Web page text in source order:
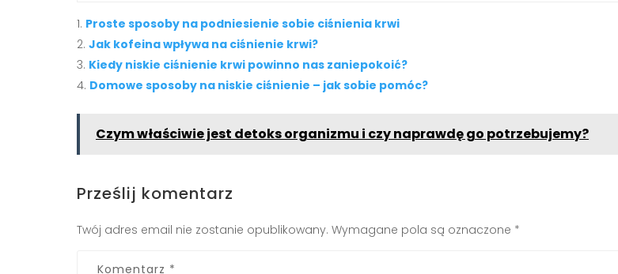
Proste sposoby na podniesienie sobie ciśnienia krwi
Jak kofeina wpływa na ciśnienie krwi?
Kiedy niskie ciśnienie krwi powinno nas zaniepokoić?
Domowe sposoby na niskie ciśnienie – jak sobie pomóc?
Czym właściwie jest detoks organizmu i czy naprawdę go potrzebujemy?
Prześlij komentarz
Twój adres email nie zostanie opublikowany. Wymagane pola są oznaczone *